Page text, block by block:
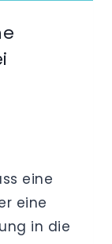
eine
eine
in die